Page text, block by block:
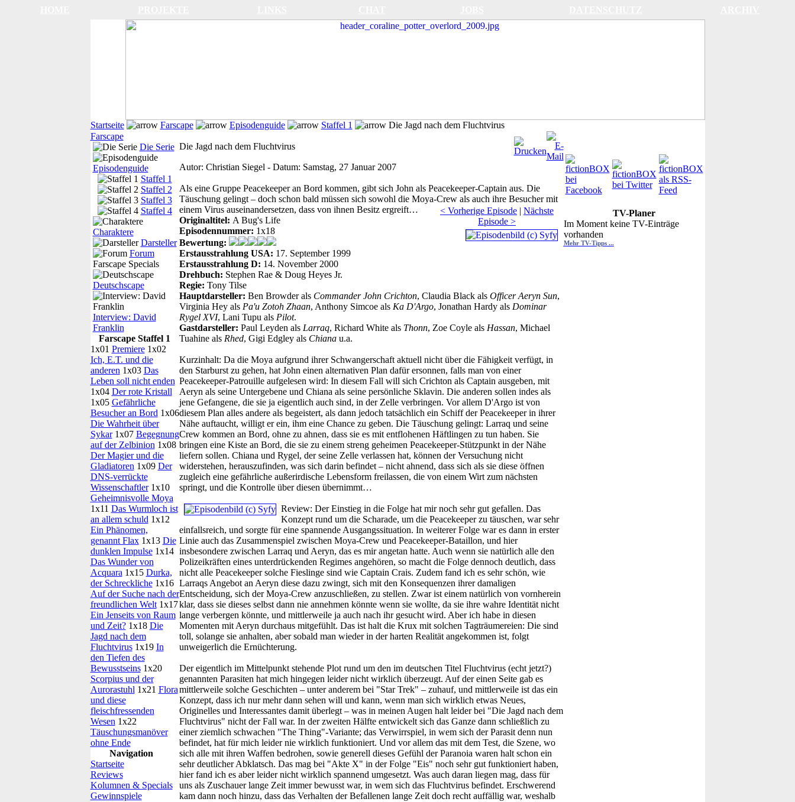
Startseite Farscape Episodenguide Staffel 1
Die Jagd nach dem Fluchtvirus
Farscape
Die Serie
Episodenguide
Staffel 1
Staffel 2
Staffel 3
Staffel 4
Charaktere
Darsteller
Forum
Farscape Specials
Deutschscape
Interview: David
Franklin
Farscape Staffel 1
1x01 Premiere1x02
Ich, E.T. und die
anderen 1x03 Das
Leben soll nicht enden
1x04 Der rote Kristall
1x05 Gefährliche
Besucher an Bord 1x06
Die Wahrheit über
Sykar1x07 Begegnung
auf der Zelbinion 1x08
Der Magier und die
Gladiatoren 1x09 Der
DNS-verrückte
Wissenschaftler1x10
Geheimnisvolle Moya
1x11 Das Wurmloch ist
an allem schuld 1x12
Ein Phänomen,
genannt Flax1x13 Die
dunklen Impulse1x14
Das Wunder von
Acquara 1x15 Durka,
der Schreckliche1x16
Auf der Suche nach der
freundlichen Welt1x17
Ein Jenseits von Raum
und Zeit?1x18 Die
Jagd nach dem
Fluchtvirus1x19 In
den Tiefen des
Bewusstseins1x20
Scorpius und der
Aurorastuhl 1x21 Flora
und diese
fleischfressenden
Wesen 1x22
Täuschungsmanöver
ohne Ende
Navigation
Startseite
Reviews
Kolumnen & Specials
Gewinnspiele
Die Jagd nach dem Fluchtvirus
Autor: Christian Siegel - Datum: Samstag, 27 Januar 2007
Als eine Gruppe Peacekeeper an Bord kommen, gibt sich John als Peacekeeper-Captain aus. Die
Täuschung gelingt – doch schon bald müssen sich sowohl die Moya-Crew als auch ihre Besucher mit
einem Virus auseinandersetzen, dass von ihnen Besitz ergreift…
< Vorherige Episode | Nächste
Episode >
Originaltitel: A Bug's Life
Episodennummer: 1x18
Bewertung:
Erstausstrahlung USA: 17. September 1999
Erstausstrahlung D: 14. November 2000
Drehbuch: Stephen Rae & Doug Heyes Jr.
Regie: Tony Tilse
Hauptdarsteller: Ben Browder als Commander John Crichton, Claudia Black als Officer Aeryn Sun,
Virginia Hey als Pa'u Zotoh Zhaan, Anthony Simcoe als Ka D'Argo, Jonathan Hardy als Dominar
Rygel XVI, Lani Tupu als Pilot.
Gastdarsteller: Paul Leyden als Larraq, Richard White als Thonn, Zoe Coyle als Hassan, Michael
Tuahine als Rhed, Gigi Edgley als Chianau.a.
Kurzinhalt: Da die Moya aufgrund ihrer Schwangerschaft aktuell nicht über die Fähigkeit verfügt, in
den Starburst zu gehen, hat John einen alternativen Plan dafür ersonnen, falls man von einer
Peacekeeper-Patrouille aufgelesen wird: In diesem Fall will sich Crichton als Captain ausgeben, mit
Aeryn als seine Untergebene und Chiana als seine persönliche Sklavin. Die anderen sollen indes als
jene Gefangene, die sie ja eigentlich auch sind, in der Zelle verbringen. Vor allem D'Argo ist von
diesem Plan alles andere als begeistert, als dann jedoch tatsächlich ein Schiff der Peacekeeper in ihrer
Nähe auftaucht, willigt er ein, ihm eine Chance zu geben. Die Täuschung gelingt: Larraq und seine
Crew kommen an Bord, ohne zu ahnen, dass sie es mit entflohenen Häftlingen zu tun haben. Sie
bringen eine Kiste an Bord, die sie zu einem streng geheimen Peacekeeper-Stützpunkt in der Nähe
liefern sollen. Chiana und Rygel, der seine Zelle verlassen hat, können der Versuchung nicht
widerstehen, herauszufinden, was sich darin befindet – nicht ahnend, dass sich als sie diese öffnen
zugleich eine gefährliche außerirdische Lebensform freilassen, die von einem Wirt zum nächsten
springt, und die Kontrolle über diesen übernimmt…
Review: Der Einstieg in die Folge hat mir noch sehr gut gefallen. Das
Konzept rund um die Scharade, um die Peacekeeper zu täuschen, war sehr
einfallsreich, und sorgte für eine spannende Ausgangssituation. In weiterer Folge war es dann in erster
Linie auch das Zusammenspiel zwischen Moya-Crew und Peacekeeper-Bataillon, und hier
insbesondere zwischen Larraq und Aeryn, das es mir angetan hatte. Auch wenn sie natürlich alle den
Polizeikräften eines unterdrückenden Regimes angehören, so macht die Folge dennoch deutlich, dass
nicht alle Peacekeeper solche Fieslinge sind wie Captain Crais. Zudem fand ich es sehr schön, wie
Larraqs Angebot an Aeryn diese dazu zwingt, sich mit den Konsequenzen ihrer damaligen
Entscheidung, sich der Moya-Crew anzuschließen, zu stellen. Zwar ist einem natürlich von vornherein
klar, dass sie dieses selbst dann nie annehmen könnte wenn sie wollte, da sie ihre wahre Identität nicht
lange verbergen könnte, und mittlerweile ja auch nach ihr gesucht wird. Aber ich habe in diesen
Momenten mit Aeryn durchaus mitgefühlt. Das ist halt die Krux mit solchen Tagträumereien: Die sind
toll, solange sie anhalten, aber sobald man wieder in der harten Realität angekommen ist, folgt
unweigerlich die Ernüchterung.
Der eigentlich im Mittelpunkt stehende Plot rund um den im deutschen Titel Fluchtvirus (echt jetzt?)
genannten Parasiten hat mich hingegen leider nicht wirklich überzeugt. Auf der einen Seite gab es
mittlerweile solche Geschichten – unter anderem bei "Star Trek" – zuhauf, und mittlerweile ist das ein
Konzept, dass ich nur mehr dann sehen will und kann, wenn man sich wirklich etwas Neues,
Originelles und Interessantes damit überlegt – was in meinen Augen halt leider bei "Die Jagd nach dem
Fluchtvirus" nicht der Fall war. In der zweiten Hälfte entwickelt sich das Ganze dann schließlich zu
einer ziemlich schwachen "The Thing"-Variante; das Verwirrspiel, in wem sich der Parasit denn nun
befindet, hat für mich leider nie wirklich funktioniert. Und vor allem das mit dem Test, die Szene, wo
sich alle mit ihren Waffen bedrohen, sowie generell dieses Gefühl der Paranoia waren halt schon ein
sehr deutlicher Abklatsch. Das mag bei "Akte X" in der Folge "Eis" noch sehr gut funktioniert haben,
hier fand ich es aber leider nicht wirklich spannend umgesetzt. Was auch daran liegen mag, dass für
uns als Zuschauer lange Zeit immer bewusst war, in wem sich das Fluchtvirus befindet. Erschwerend
kam dann noch hinzu, dass das Verhalten der Befallenen lange Zeit doch recht auffällig war, weshalb
TV-Planer
Im Moment keine TV-Einträge
vorhanden
Mehr TV-Tipps ...